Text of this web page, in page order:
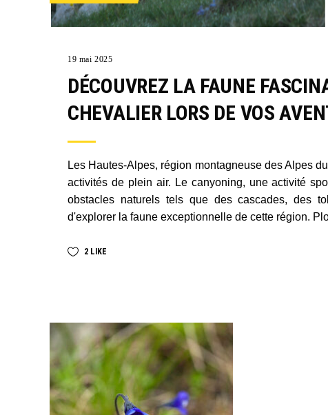
19 mai 2025
DÉCOUVREZ LA FAUNE
CHEVALIER LORS DE VOS
Les Hautes-Alpes, région montagneuse des Alpes
activités de plein air. Le canyoning, une activité
obstacles naturels tels que des cascades, des
d'explorer la faune exceptionnelle de cette région.
2 LIKE